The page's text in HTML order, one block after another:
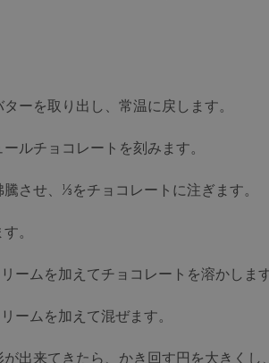
ーを取り出し、常温に戻します。
ルチョコレートを刻みます。
騰させ、⅓をチョコレートに注ぎます。
。
ームを加えてチョコレートを溶かしま
ームを加えて混ぜます。
が出来てきたら、かき回す円を大きく